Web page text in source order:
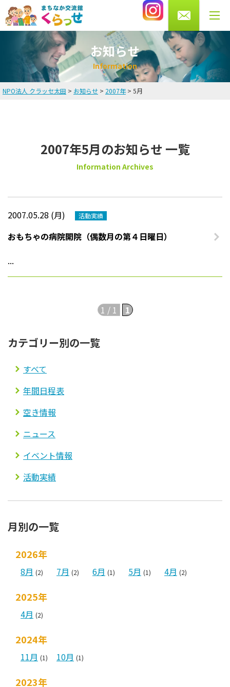
0276-56-4433
受付時間 月・水・木・金 10～13時/14～20時
土曜 9～16時まで（火・日曜休館）
HOME
英会話教室
料金
プライバシーポリシー
お知らせ
Information
NPO法人 クラッセ太田 > お知らせ > 2007年> 5月
2007年5月のお知らせ 一覧
Information Archives
2007.05.28 (月) 活動実績
おもちゃの病院開院（偶数月の第４日曜日）
...
1 / 1 1
カテゴリー別の一覧
すべて
年間日程表
空き情報
ニュース
イベント情報
活動実績
月別の一覧
2026年
8月 (2) 7月 (2) 6月 (1) 5月 (1) 4月 (2)
2025年
4月 (2)
2024年
11月 (1) 10月 (1)
2023年